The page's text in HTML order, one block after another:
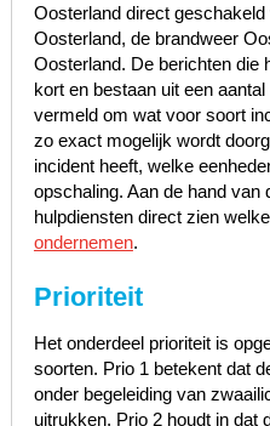
Oosterland direct
Oosterland, de brandweer
Oosterland. De berichten die
kort en bestaan uit een
vermeld om wat voor soort
zo exact mogelijk wordt
incident heeft, welke
opschaling. Aan de hand van
hulpdiensten direct zien
ondernemen.
Prioriteit
Het onderdeel prioriteit is
soorten. Prio 1 betekent dat
onder begeleiding van
uitrukken, Prio 2 houdt in dat